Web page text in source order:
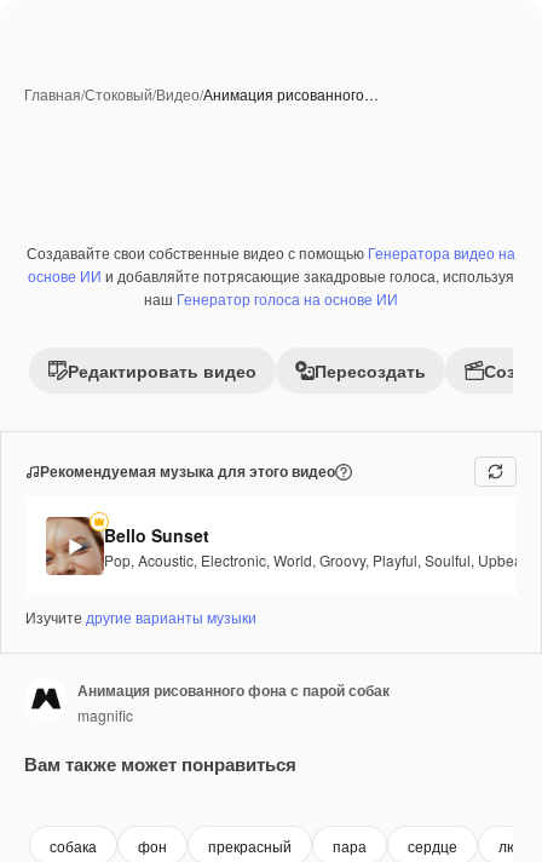
Главная/Стоковый/Видео/Анимация рисованного…
Создавайте свои собственные видео с помощью Генератора видео на
основе ИИ и добавляйте потрясающие закадровые голоса, используя
наш Генератор голоса на основе ИИ
Редактировать видео Пересоздать
Рекомендуемая музыка для этого видео
Bello Sunset
Pop, Acoustic, Electronic, World, Groovy, Playful, Soulful, Upbeat
Изучите другие варианты музыки
Анимация рисованного фона с парой собак
magnific
Вам также может понравиться
собака фон прекрасный пара сердце